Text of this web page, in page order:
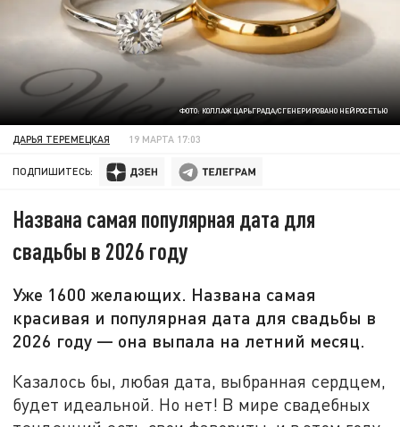
ФОТО: КОЛЛАЖ ЦАРЬГРАДА/СГЕНЕРИРОВАНО НЕЙРОСЕТЬЮ
ДАРЬЯ ТЕРЕМЕЦКАЯ 19 МАРТА 17:03
ПОДПИШИТЕСЬ:
Названа самая популярная дата для
свадьбы в 2026 году
Уже 1600 желающих. Названа самая
красивая и популярная дата для свадьбы в
2026 году — она выпала на летний месяц.
Казалось бы, любая дата, выбранная сердцем,
будет идеальной. Но нет! В мире свадебных